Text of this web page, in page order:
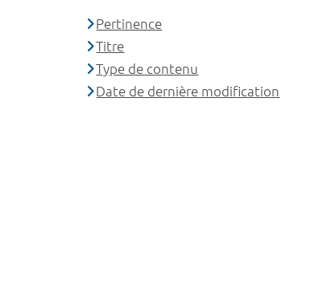
Pertinence
Titre
Type de contenu
Date de dernière modification